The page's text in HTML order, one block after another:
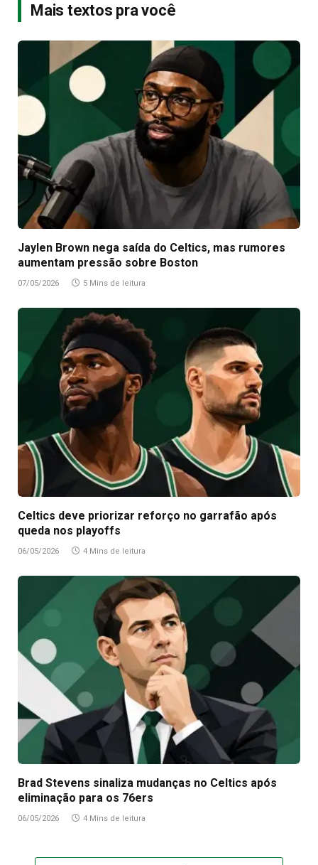
Mais textos pra você
Jaylen Brown nega saída do Celtics, mas rumores
aumentam pressão sobre Boston
07/05/2026 5 Mins de leitura
Celtics deve priorizar reforço no garrafão após
queda nos playoffs
06/05/2026 4 Mins de leitura
Brad Stevens sinaliza mudanças no Celtics após
eliminação para os 76ers
06/05/2026 4 Mins de leitura